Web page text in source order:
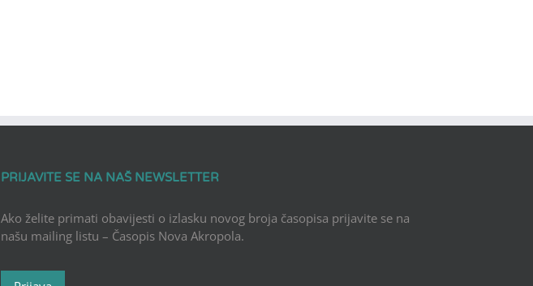
PRIJAVITE SE NA NAŠ NEWSLETTER
Ako želite primati obavijesti o izlasku novog broja časopisa prijavite se na
našu mailing listu – Časopis Nova Akropola.